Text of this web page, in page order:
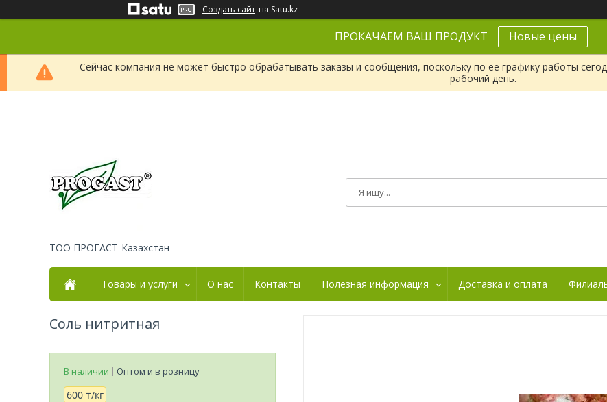
Создать сайт на Satu.kz
ПРОКАЧАЕМ ВАШ ПРОДУКТ Новые цены
Сейчас компания не может быстро обрабатывать заказы и сообщения, поскольку по ее графику работы
рабочий день.
ТОО ПРОГАСТ-Казахстан
Товары и услуги О нас Контакты Полезная информация Доставка и оплата
Соль нитритная
В наличии Оптом и в розницу
600 ₸/кг